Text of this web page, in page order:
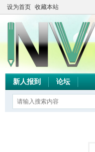
设为首页 收藏本站
新人报到 论坛